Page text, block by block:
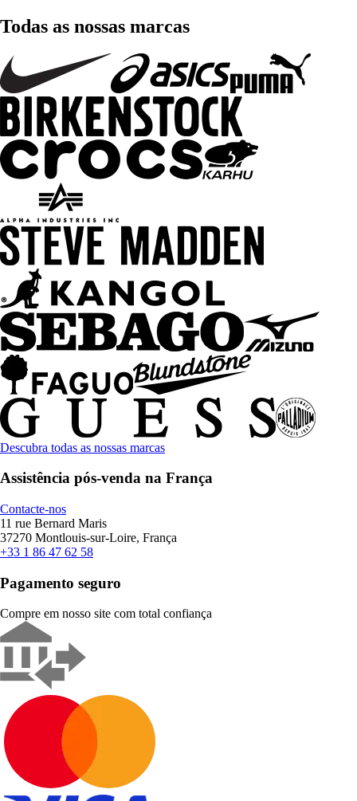
Todas as nossas marcas
Descubra todas as nossas marcas
Assistência pós-venda na França
Contacte-nos
11 rue Bernard Maris
37270 Montlouis-sur-Loire, França
+33 1 86 47 62 58
Pagamento seguro
Compre em nosso site com total confiança